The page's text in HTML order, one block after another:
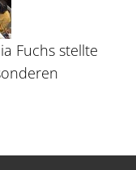
Fuchs stellte